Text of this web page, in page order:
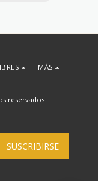
reservados
MÁS
SUSCRIBIRSE